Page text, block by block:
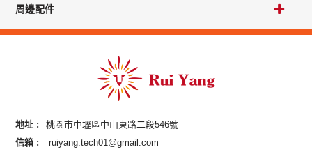
周邊配件
地址 :
桃園市中壢區中山東路二段546號
信箱 :
ruiyang.tech01@gmail.com